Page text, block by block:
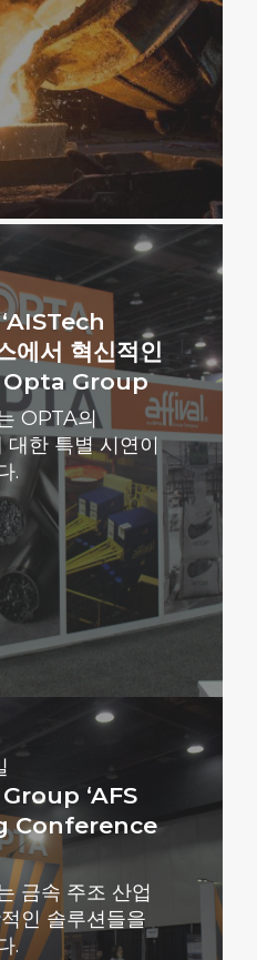
에서 혁신적인
Opta Group
OPTA의
한 특별 시연이
.
‘AFS
Conference
금속 주조 산업
인 솔루션들을
.